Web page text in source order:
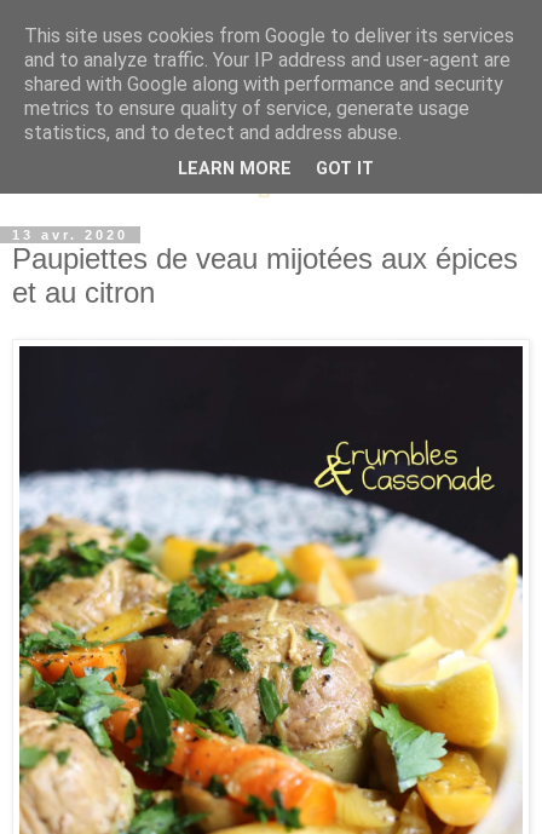
13 avr. 2020
Paupiettes de veau mijotées aux épices
et au citron
This site uses cookies from Google to deliver its services
and to analyze traffic. Your IP address and user-agent are
shared with Google along with performance and security
metrics to ensure quality of service, generate usage
statistics, and to detect and address abuse.
LEARN MORE GOT IT